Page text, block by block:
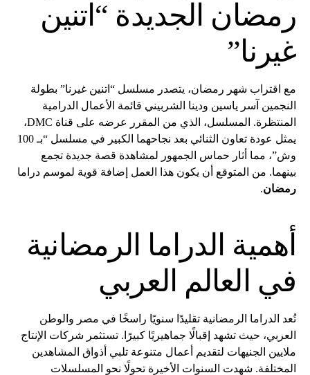
رمضان الجديدة “اتنين
غيرنا”
مع اقتراب شهر رمضان، يتصدر مسلسل “اتنين غيرنا” بطولة
النجمين آسر ياسين ودينا الشربيني قائمة الأعمال الدرامية
المنتظرة. المسلسل، الذي من المقرر عرضه على قناة DMC،
يمثل عودة تعاون الثنائي بعد نجاحهما الكبير في مسلسل “بـ 100
وش”، مما أثار حماس الجمهور لمشاهدة قصة جديدة تجمع
بينهما. من المتوقع أن يكون هذا العمل إضافة قوية لموسم دراما
رمضان.
أهمية الدراما الرمضانية
في العالم العربي
تُعد الدراما الرمضانية تقليدًا سنويًا راسخًا في مصر والوطن
العربي، حيث تشهد إقبالًا جماهيريًا كبيرًا. تستثمر شركات الإنتاج
ملايين الجنيهات لتقديم أعمال متنوعة تلبي أذواق المشاهدين
المختلفة. شهدت السنوات الأخيرة تحولًا نحو المسلسلات